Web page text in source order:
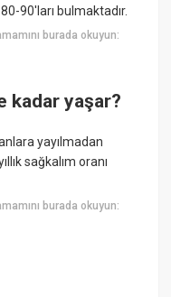
90'ları bulmaktadır.
burada okuyun:
kadar yaşar?
yayılmadan
sağkalım oranı
burada okuyun: